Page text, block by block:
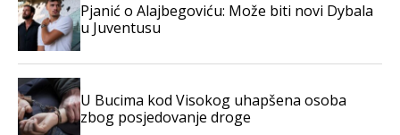
Pjanić o Alajbegoviću: Može biti novi Dybala
u Juventusu
U Bucima kod Visokog uhapšena osoba
zbog posjedovanje droge